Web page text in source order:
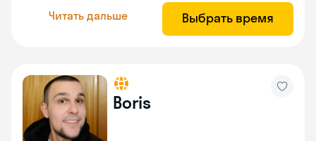
Читать дальше Выбрать время
Boris